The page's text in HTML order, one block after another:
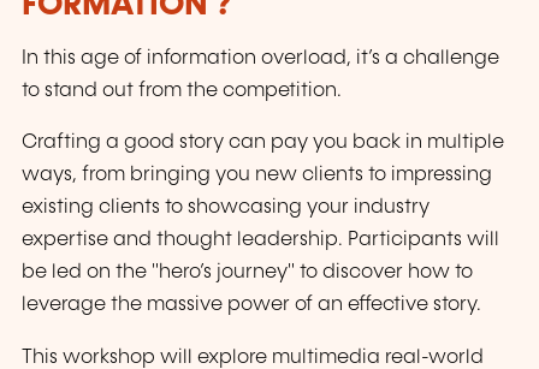
In this age of information overload, it’s a challenge
to stand out from the competition.
Crafting a good story can pay you back in multiple
ways, from bringing you new clients to impressing
existing clients to showcasing your industry
expertise and thought leadership. Participants will
be led on the "hero’s journey" to discover how to
leverage the massive power of an effective story.
This workshop will explore multimedia real-world